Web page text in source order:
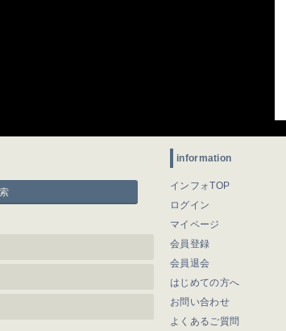
information
インフォTOP
ログイン
マイページ
会員登録
会員退会
はじめての方へ
お問い合わせ
よくあるご質問